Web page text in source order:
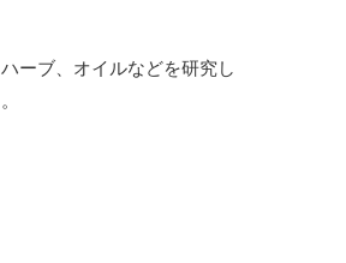
ーブ、オイルなどを研究し